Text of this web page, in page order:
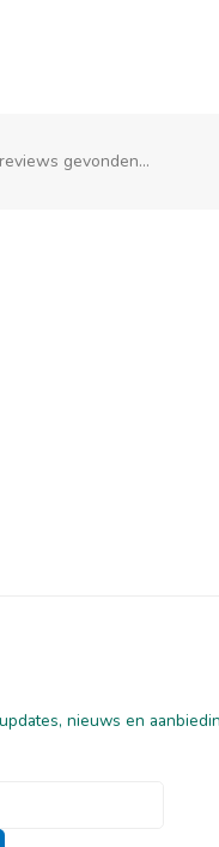
gevonden...
nieuws en